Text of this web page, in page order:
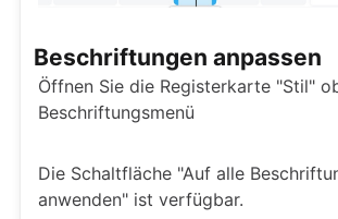
Beschriftungen anpassen
Öffnen Sie die Registerkarte "Stil"
Beschriftungsmenü
Die Schaltfläche "Auf alle
anwenden" ist verfügbar.